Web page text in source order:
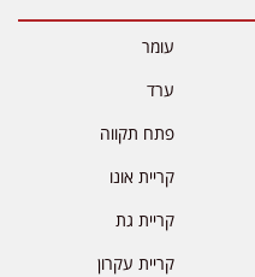
עומר
ערד
פתח תקווה
קריית אונו
קריית גת
קריית עקרון